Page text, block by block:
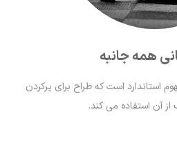
همه جانبه
استاندارد است که طراح برای پرکردن
آن استفاده می کند.